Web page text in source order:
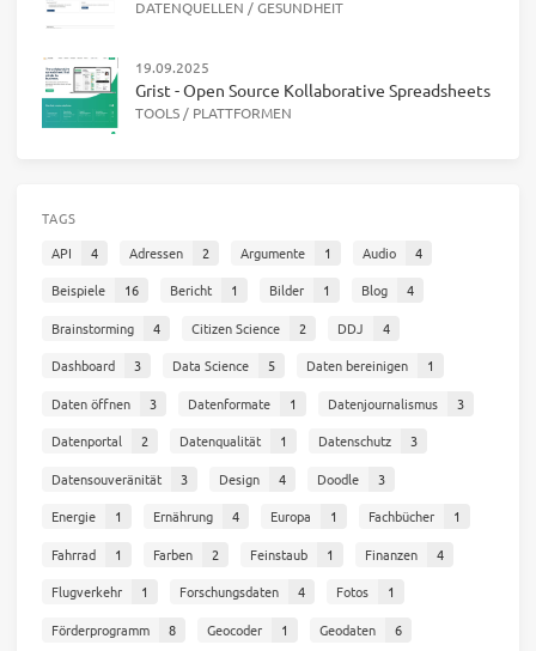
DATENQUELLEN /GESUNDHEIT
19.09.2025
Grist - Open Source Kollaborative Spreadsheets
TOOLS/ PLATTFORMEN
TAGS
API
4 Adressen 2 Argumente 1 Audio
4
Beispiele
16 Bericht 1 Bilder 1 Blog
4
Brainstorming
4 Citizen Science 2 DDJ
4
Dashboard
3 Data Science 5 Daten bereinigen
1
Daten öffnen
3 Datenformate 1 Datenjournalismus
3
Datenportal
2 Datenqualität 1 Datenschutz
3
Datensouveränität
3 Design 4 Doodle
3
Energie
1 Ernährung 4 Europa 1 Fachbücher
1
Fahrrad
1 Farben 2 Feinstaub 1 Finanzen
4
Flugverkehr
1 Forschungsdaten 4 Fotos
1
Förderprogramm
8 Geocoder 1 Geodaten
6